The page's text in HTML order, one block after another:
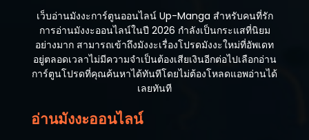
เว็บอ่านมังงะการ์ตูนออนไลน์ Up-Manga สำหรับคนที่รัก
การอ่านมังงะออนไลน์ในปี 2026 กำลังเป็นกระแสที่นิยม
อย่างมาก สามารถเข้าถึงมังงะเรื่องโปรดมังงะใหม่ที่อัพเดท
อยู่ตลอดเวลาไม่มีความจำเป็นต้องเสียเงินอีกต่อไปเลือกอ่าน
การ์ตูนโปรดที่คุณค้นหาได้ทันทีโดยไม่ต้องโหลดแอพอ่านได้
เลยทันที
อ่านมังงะออนไลน์